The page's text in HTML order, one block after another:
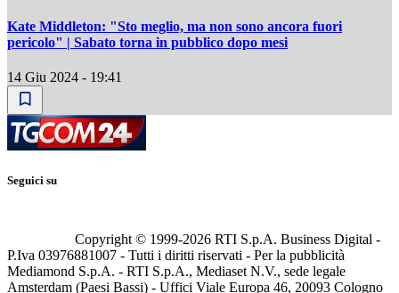
Kate Middleton: "Sto meglio, ma non sono ancora fuori
pericolo" | Sabato torna in pubblico dopo mesi
14 Giu 2024 - 19:41
Seguici su
Copyright © 1999-2026 RTI S.p.A. Business Digital -
P.Iva 03976881007 - Tutti i diritti riservati - Per la pubblicità
Mediamond S.p.A. - RTI S.p.A., Mediaset N.V., sede legale
Amsterdam (Paesi Bassi) - Uffici Viale Europa 46, 20093 Cologno